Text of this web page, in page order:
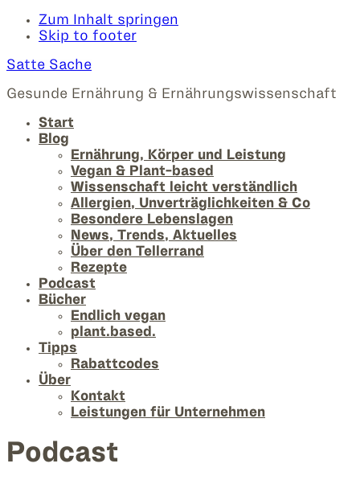
Zum Inhalt springen
Skip to footer
Satte Sache
Gesunde Ernährung & Ernährungswissenschaft
Start
Blog
Ernährung, Körper und Leistung
Vegan & Plant-based
Wissenschaft leicht verständlich
Allergien, Unverträglichkeiten & Co
Besondere Lebenslagen
News, Trends, Aktuelles
Über den Tellerrand
Rezepte
Podcast
Bücher
Endlich vegan
plant.based.
Tipps
Rabattcodes
Über
Kontakt
Leistungen für Unternehmen
Podcast